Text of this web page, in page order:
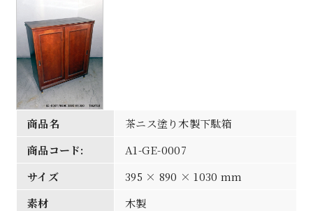
商品名
茶ニス塗り木製下駄箱
商品コード:
A1-GE-0007
サイズ
395 × 890 × 1030 mm
素材
木製